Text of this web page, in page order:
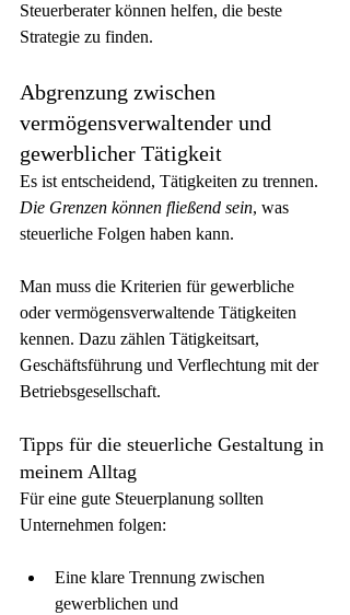
Steuerberater können helfen, die beste
Strategie zu finden.
Abgrenzung zwischen
vermögensverwaltender und
gewerblicher Tätigkeit
Es ist entscheidend, Tätigkeiten zu trennen.
Die Grenzen können fließend sein, was
steuerliche Folgen haben kann.
Man muss die Kriterien für gewerbliche
oder vermögensverwaltende Tätigkeiten
kennen. Dazu zählen Tätigkeitsart,
Geschäftsführung und Verflechtung mit der
Betriebsgesellschaft.
Tipps für die steuerliche Gestaltung in
meinem Alltag
Für eine gute Steuerplanung sollten
Unternehmen folgen:
Eine klare Trennung zwischen
gewerblichen und